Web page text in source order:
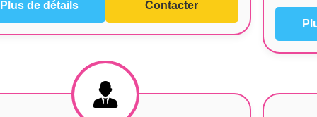
Plus de détails
Contacter